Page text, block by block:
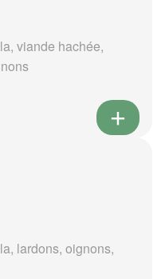
viande hachée,
lardons, oignons,